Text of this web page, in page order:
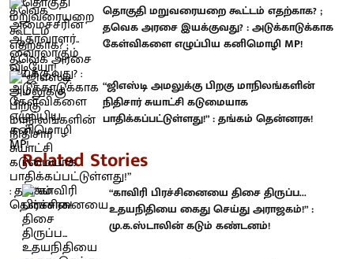
தொகுதி மறுவரையறை கூட்டம் எதற்காக? ;
தவெக அரசை இயக்குவது? : அடுக்காடுக்காக
கேள்விகளை எழுப்பிய கனிமொழி MP!
“ஜிஎஸ்டி அமலுக்கு பிறகு மாநிலங்களின்
நிதிசார் சுயாட்சி கடுமையாக
பாதிக்கப்பட்டுள்ளது!” : தங்கம் தென்னரசு!
Related Stories
“காவிரி பிரச்சினையை திசை திருப்ப...
உதயநிதியை கைது செய்து அராஜகம்!” :
மு.க.ஸ்டாலின் கடும் கண்டனம்!